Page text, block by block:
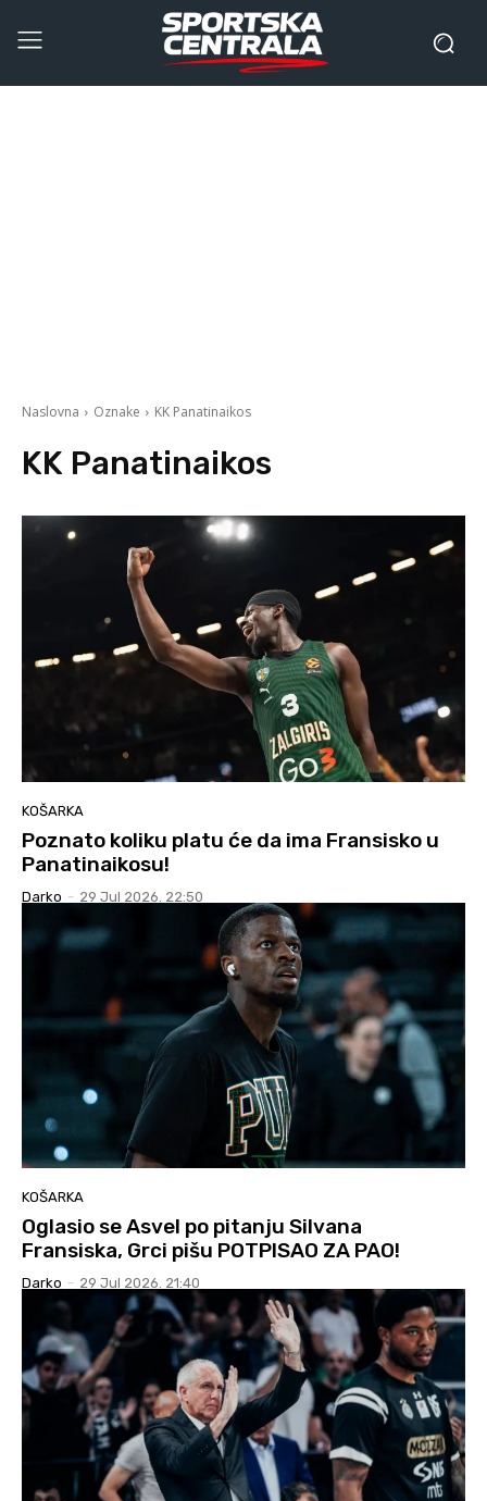
Naslovna Oznake KK Panatinaikos
KK Panatinaikos
KOŠARKA
Poznato koliku platu će da ima Fransisko u
Panatinaikosu!
Darko - 29 Jul 2026. 22:50
KOŠARKA
Oglasio se Asvel po pitanju Silvana
Fransiska, Grci pišu POTPISAO ZA PAO!
Darko - 29 Jul 2026. 21:40